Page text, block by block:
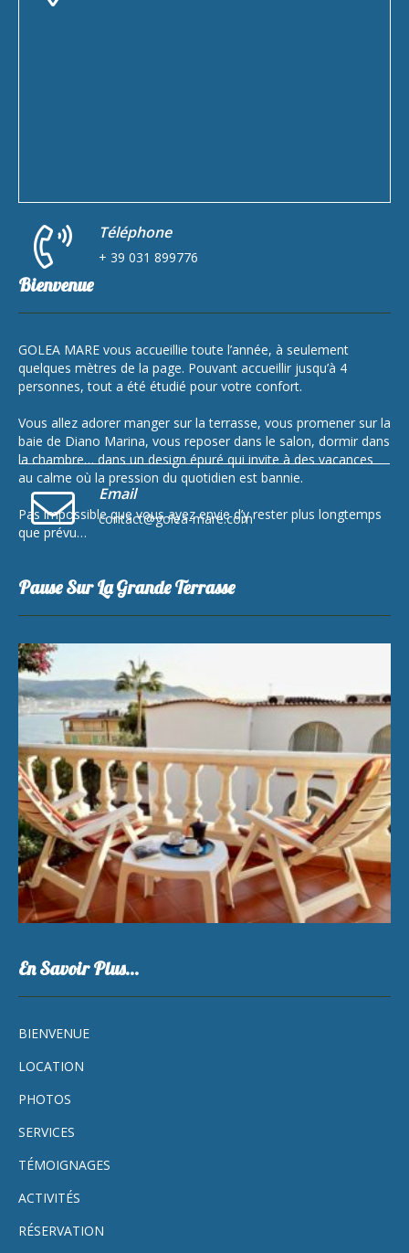
Téléphone
+ 39 031 899776
Email
contact@golea-mare.com
Bienvenue
GOLEA MARE vous accueillie toute l’année, à seulement
quelques mètres de la page. Pouvant accueillir jusqu’à 4
personnes, tout a été étudié pour votre confort.
Vous allez adorer manger sur la terrasse, vous promener sur la
baie de Diano Marina, vous reposer dans le salon, dormir dans
la chambre… dans un design épuré qui invite à des vacances
au calme où la pression du quotidien est bannie.
Pas impossible que vous ayez envie d’y rester plus longtemps
que prévu…
Pause Sur La Grande Terrasse
En Savoir Plus…
BIENVENUE
LOCATION
PHOTOS
SERVICES
TÉMOIGNAGES
ACTIVITÉS
RÉSERVATION